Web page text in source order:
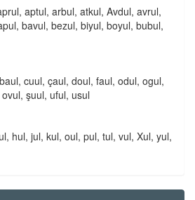
aptul, arbul, atkul, Avdul, avrul,
bavul, bezul, biyul, boyul, bubul,
cuul, çaul, doul, faul, odul, ogul,
şuul, uful, usul
hul, jul, kul, oul, pul, tul, vul, Xul, yul,